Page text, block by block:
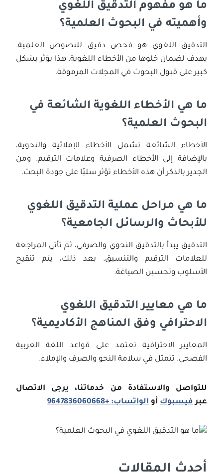
ما هو مفهوم التدقيق اللغوي
وأهميته في البحوث العلمية؟
التدقيق اللغوي هو فحص دقيق للنصوص العلمية.
يهدف لضمان خلوها من الأخطاء اللغوية. هذا يؤثر بشكل
كبير على قبول البحوث في المجلات المرموقة.
ما هي الأخطاء اللغوية الشائعة في
البحوث العلمية؟
الأخطاء الشائعة تشمل الأخطاء الإملائية والنحوية،
بالإضافة إلى الأخطاء الصرفية وعلامات الترقيم. ومن
الجدير بالذكر أن هذه الأخطاء تؤثر سلبًا على جودة البحث.
ما هي مراحل عملية التدقيق اللغوي
للأبحاث والرسائل الجامعية؟
التدقيق يبدأ بالتدقيق النحوي والصرفي، ثم تأتي المراجعة
للعلامات الترقيم والتنسيق. بعد ذلك، يتم تنقيح
الأسلوب وتحسين الصياغة.
ما هي معايير التدقيق اللغوي
الاحترافي وفق المناهج الأكاديمية؟
المعايير الاحترافية تعتمد على قواعد اللغة العربية
الفصحى. تتمثل في سلامة النحو والصرف والإملاء.
للتواصل والاستفادة من خدماتنا، يرجى الاتصال
عبرفيسبوك أو الواتساب: +9647836060668
أحدث المقالات